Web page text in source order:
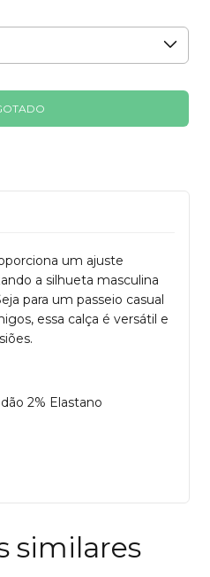
um ajuste
a silhueta masculina
para um passeio casual
essa calça é versátil e
2% Elastano
similares